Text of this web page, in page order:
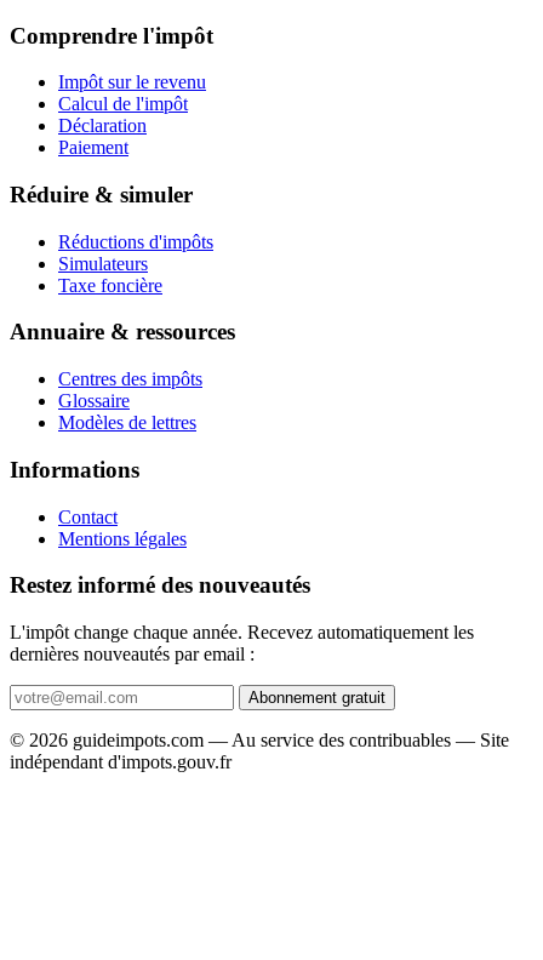
Comprendre l'impôt
Impôt sur le revenu
Calcul de l'impôt
Déclaration
Paiement
Réduire & simuler
Réductions d'impôts
Simulateurs
Taxe foncière
Annuaire & ressources
Centres des impôts
Glossaire
Modèles de lettres
Informations
Contact
Mentions légales
Restez informé des nouveautés
L'impôt change chaque année. Recevez automatiquement les
dernières nouveautés par email :
Abonnement gratuit
© 2026 guideimpots.com — Au service des contribuables — Site
indépendant d'impots.gouv.fr